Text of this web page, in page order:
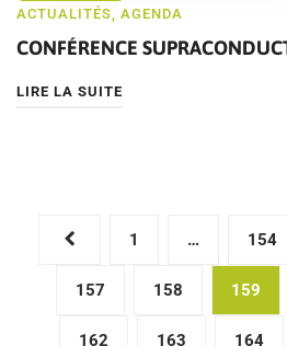
ACTUALITÉS AGENDA
CONFÉRENCE
LIRE LA SUITE
Pagination
1 … 154
157 158 159
162 163 164